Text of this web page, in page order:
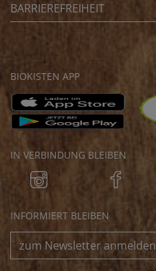
BARRIEREFREIHEIT
BIOKISTEN APP
IN VERBINDUNG BLEIBEN
INFORMIERT BLEIBEN
zum Newsletter anmelden